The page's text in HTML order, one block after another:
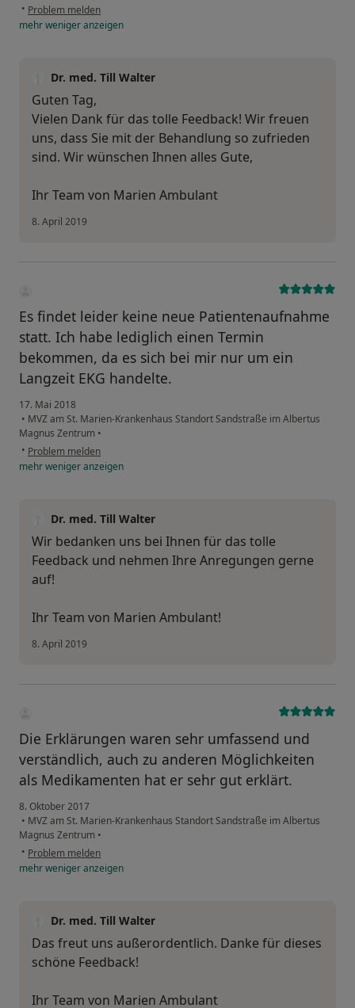
• Problem melden
mehrwenigeranzeigen
Dr. med. Till Walter
Guten Tag,
Vielen Dank für das tolle Feedback! Wir freuen
uns, dass Sie mit der Behandlung so zufrieden
sind. Wir wünschen Ihnen alles Gute,
Ihr Team von Marien Ambulant
8. April 2019
Es findet leider keine neue Patientenaufnahme
statt. Ich habe lediglich einen Termin
bekommen, da es sich bei mir nur um ein
Langzeit EKG handelte.
17. Mai 2018
• MVZ am St. Marien-Krankenhaus Standort Sandstraße im Albertus
Magnus Zentrum •
• Problem melden
mehrwenigeranzeigen
Dr. med. Till Walter
Wir bedanken uns bei Ihnen für das tolle
Feedback und nehmen Ihre Anregungen gerne
auf!
Ihr Team von Marien Ambulant!
8. April 2019
Die Erklärungen waren sehr umfassend und
verständlich, auch zu anderen Möglichkeiten
als Medikamenten hat er sehr gut erklärt.
8. Oktober 2017
• MVZ am St. Marien-Krankenhaus Standort Sandstraße im Albertus
Magnus Zentrum •
• Problem melden
mehrwenigeranzeigen
Dr. med. Till Walter
Das freut uns außerordentlich. Danke für dieses
schöne Feedback!
Ihr Team von Marien Ambulant